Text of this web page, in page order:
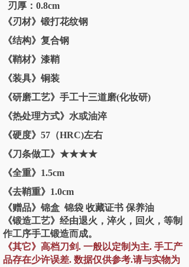
刃厚：0.8cm
《刃材》锻打花纹钢
《结构》复合钢
《鞘材》漆鞘
《装具》铜装
《研磨工艺》手工十三道磨(化妆研)
《热处理方式》水或油淬
《硬度》57（HRC)左右
《刀条做工》★★★★
《全重》1.5cm
《去鞘重》1.0cm
《赠品》锦盒 锦袋 收藏证书 保养油
《锻造工艺》经由退火，淬火，回火，等制
作工序手工锻造而成。
《其它》高档刀剑. 一般以定制为主. 手工产
品存在少许误差. 数据仅供参考.请与实物为